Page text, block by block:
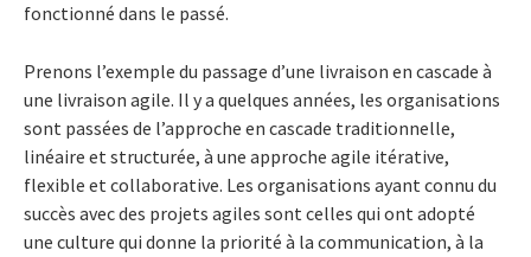
fonctionné dans le passé.
Prenons l’exemple du passage d’une livraison en cascade à
une livraison agile. Il y a quelques années, les organisations
sont passées de l’approche en cascade traditionnelle,
linéaire et structurée, à une approche agile itérative,
flexible et collaborative. Les organisations ayant connu du
succès avec des projets agiles sont celles qui ont adopté
une culture qui donne la priorité à la communication, à la